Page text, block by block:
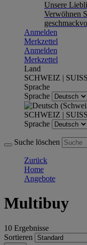
Unsere
Verwöhnen
Anmelden
Merkzettel
Anmelden
Merkzettel
Land
SCHWEIZ |
Sprache
Sprache
SCHWEIZ |
Sprache
Suche löschen
Zurück
Home
Angebote
Multibuy
10 Ergebnisse
Sortieren